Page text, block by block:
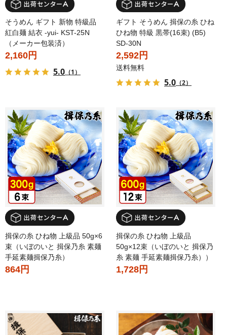
そうめん ギフト 新物 特級品
紅白麺 結衣 -yui- KST-25N
（メーカー包装済）
2,160円
5.0 （1）
ギフト そうめん 揖保の糸 ひね
ひね物 特級 黒帯(16束) (B5)
SD-30N
2,592円
送料無料
5.0 （2）
揖保の糸 ひね物 上級品 50g×6
束（いぼのいと 揖保乃糸 素麺
手延素麺揖保乃糸）
864円
揖保の糸 ひね物 上級品
50g×12束（いぼのいと 揖保乃
糸 素麺 手延素麺揖保乃糸））
1,728円